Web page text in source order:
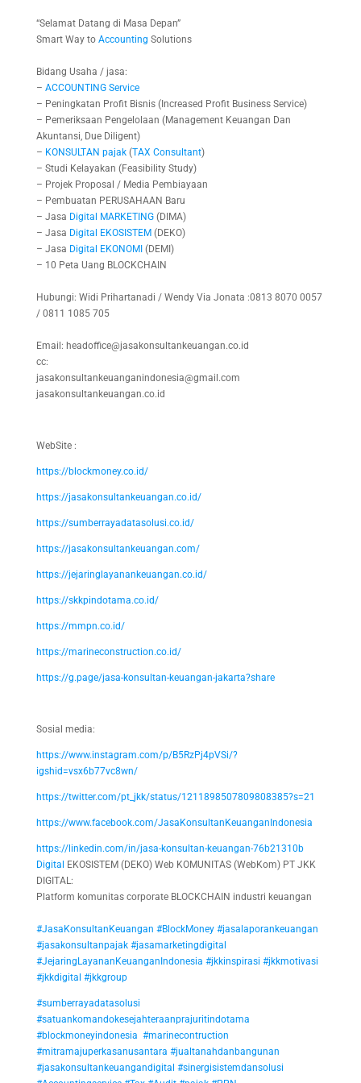
“Selamat Datang di Masa Depan”
Smart Way to Accounting Solutions
Bidang Usaha / jasa:
– ACCOUNTING Service
– Peningkatan Profit Bisnis (Increased Profit Business Service)
– Pemeriksaan Pengelolaan (Management Keuangan Dan
Akuntansi, Due Diligent)
– KONSULTAN pajak(TAX Consultant)
– Studi Kelayakan (Feasibility Study)
– Projek Proposal / Media Pembiayaan
– Pembuatan PERUSAHAAN Baru
– Jasa Digital MARKETING(DIMA)
– Jasa Digital EKOSISTEM (DEKO)
– Jasa Digital EKONOMI (DEMI)
– 10 Peta Uang BLOCKCHAIN
Hubungi: Widi Prihartanadi / Wendy Via Jonata :0813 8070 0057
/ 0811 1085 705
Email: headoffice@jasakonsultankeuangan.co.id
cc:
jasakonsultankeuanganindonesia@gmail.com
jasakonsultankeuangan.co.id
WebSite :
https://blockmoney.co.id/
https://jasakonsultankeuangan.co.id/
https://sumberrayadatasolusi.co.id/
https://jasakonsultankeuangan.com/
https://jejaringlayanankeuangan.co.id/
https://skkpindotama.co.id/
https://mmpn.co.id/
https://marineconstruction.co.id/
https://g.page/jasa-konsultan-keuangan-jakarta?share
Sosial media:
https://www.instagram.com/p/B5RzPj4pVSi/?
igshid=vsx6b77vc8wn/
https://twitter.com/pt_jkk/status/1211898507809808385?s=21
https://www.facebook.com/JasaKonsultanKeuanganIndonesia
https://linkedin.com/in/jasa-konsultan-keuangan-76b21310b
Digital
EKOSISTEM (DEKO) Web KOMUNITAS (WebKom) PT JKK
DIGITAL:
Platform komunitas corporate BLOCKCHAIN industri keuangan
#JasaKonsultanKeuangan #BlockMoney #jasalaporankeuangan
#jasakonsultanpajak #jasamarketingdigital
#JejaringLayananKeuanganIndonesia #jkkinspirasi #jkkmotivasi
#jkkdigital #jkkgroup
#sumberrayadatasolusi
#satuankomandokesejahteraanprajuritindotama
#blockmoneyindonesia #marinecontruction
#mitramajuperkasanusantara #jualtanahdanbangunan
#jasakonsultankeuangandigital #sinergisistemdansolusi